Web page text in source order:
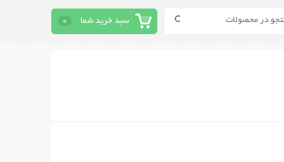
سبد خرید شما 0